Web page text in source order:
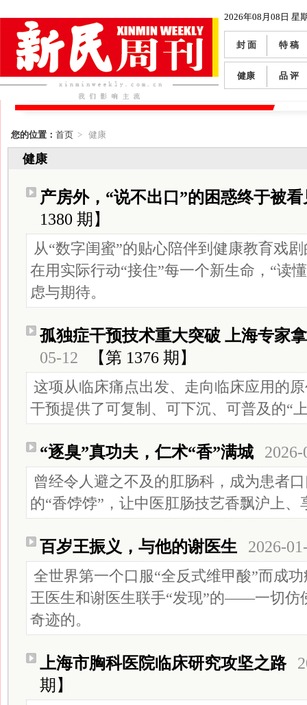
2026年08月08日 星
封 面 特 稿
健康 品 评
您的位置： 首页 > 健康
健康
产房外，“说不出口”的困惑终于被看
1380 期】
从“数字闺蜜”的贴心陪伴到健康教育戏
在用实际行动“接住”每一个新生命，“读
虑与期待。
孤独症干预技术重大突破 上海专家
05-12
【第 1376 期】
这项从临床痛点出发、走向临床应用的
干预提供了可复制、可下沉、可普及的“
“逐臭”真功夫，仁术“香”满城
曾经令人避之不及的肛肠科，成为患者
的“香饽饽”，让中医肛肠技艺香飘沪
百岁王振义，与他的谢医生 2026-
全世界第一个口服“全反式维甲酸”而成
王医生和谢医生联手“发现”的——一切仿
奇迹的。
上海市胸科医院临床研究攻坚之路
期】